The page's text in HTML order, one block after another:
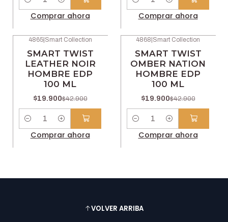
Cantidad
Comprar ahora
Cantidad
Comprar ahora
4865|Smart Collection
SMART TWIST
LEATHER NOIR
HOMBRE EDP
100 ML
$19.900$42.900
Cantidad
Comprar ahora
4868|Smart Collection
SMART TWIST
OMBER NATION
HOMBRE EDP
100 ML
$19.900$42.900
Cantidad
Comprar ahora
VOLVER ARRIBA